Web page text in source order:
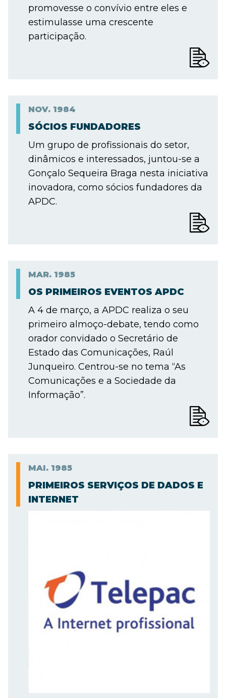
promovesse o convívio entre eles e
estimulasse uma crescente
participação.
NOV. 1984
SÓCIOS FUNDADORES
Um grupo de profissionais do setor,
dinâmicos e interessados, juntou-se a
Gonçalo Sequeira Braga nesta iniciativa
inovadora, como sócios fundadores da
APDC.
MAR. 1985
OS PRIMEIROS EVENTOS APDC
A 4 de março, a APDC realiza o seu
primeiro almoço-debate, tendo como
orador convidado o Secretário de
Estado das Comunicações, Raúl
Junqueiro. Centrou-se no tema “As
Comunicações e a Sociedade da
Informação”.
MAI. 1985
PRIMEIROS SERVIÇOS DE DADOS E
INTERNET